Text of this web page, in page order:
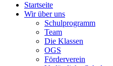
Startseite
Wir über uns
Schulprogramm
Team
Die Klassen
OGS
Förderverein